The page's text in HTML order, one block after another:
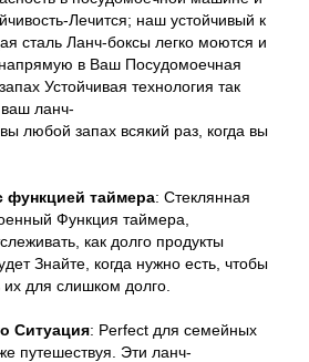
-Лечится; наш устойчивый к
сталь Ланч-боксы легко моются и
напрямую в Ваш Посудомоечная
Устойчивая технология так
ваш ланч-
вы любой запах всякий раз, когда вы
функцией таймера: Стеклянная
Функция таймера,
как долго продукты
Знайте, когда нужно есть, чтобы
их для слишком долго.
Ситуация: Perfect для семейных
путешествуя . Эти ланч-